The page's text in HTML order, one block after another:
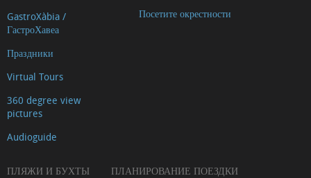
GastroXàbia /
ГастроХавеа
Праздники
Virtual Tours
360 degree view
pictures
Audioguide
Посетите окрестности
ПЛЯЖИ И БУХТЫ ПЛАНИРОВАНИЕ ПОЕЗДКИ